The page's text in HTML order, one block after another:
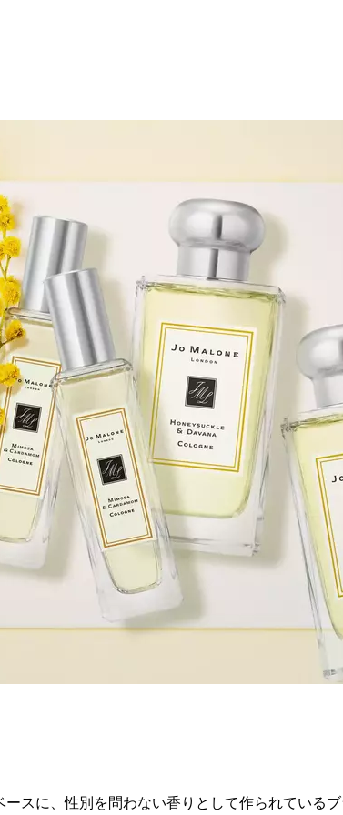
スに、性別を問わない香りとして作られている